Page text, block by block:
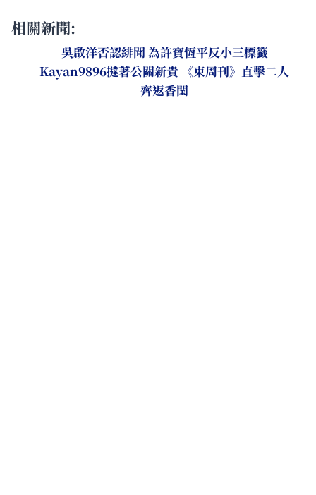
相關新聞:
吳啟洋否認緋聞 為許寶恆平反小三標籤
Kayan9896撻著公關新貴 《東周刊》直擊二人
齊返香閨